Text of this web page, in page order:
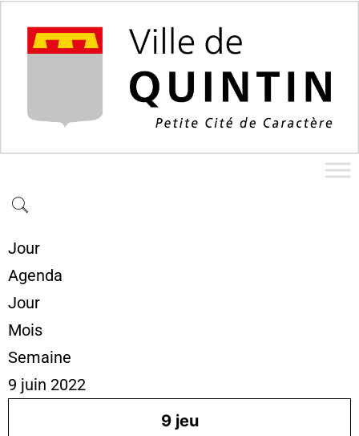
Jour
Agenda
Jour
Mois
Semaine
9 juin 2022
9 jeu